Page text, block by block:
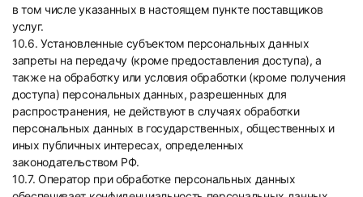
в том числе указанных в настоящем пункте поставщиков
услуг.
10.6. Установленные субъектом персональных данных
запреты на передачу (кроме предоставления доступа), а
также на обработку или условия обработки (кроме получения
доступа) персональных данных, разрешенных для
распространения, не действуют в случаях обработки
персональных данных в государственных, общественных и
иных публичных интересах, определенных
законодательством РФ.
10.7. Оператор при обработке персональных данных